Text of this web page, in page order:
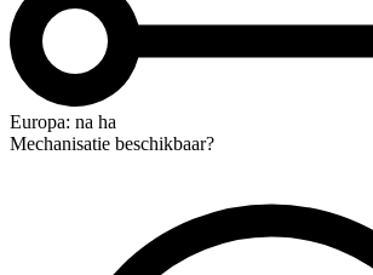
Europa: na ha
Mechanisatie beschikbaar?